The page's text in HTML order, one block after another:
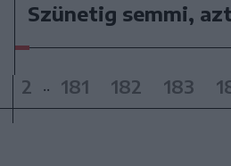
Szünetig semmi,
2 .. 181 182 183